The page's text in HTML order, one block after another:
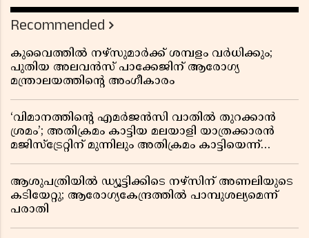
Recommended
കുവൈത്തിൽ നഴ്‌സുമാർക്ക് ശമ്പളം വർധിക്കും;
പുതിയ അലവൻസ് പാക്കേജിന് ആരോഗ്യ
മന്ത്രാലയത്തിൻ്റെ അംഗീകാരം
‘വിമാനത്തിൻ്റെ എമർജൻസി വാതിൽ തുറക്കാൻ
ശ്രമം’; അതിക്രമം കാട്ടിയ മലയാളി യാത്രക്കാരൻ
മജിസ്ട്രേറ്റിന് മുന്നിലും അതിക്രമം കാട്ടിയെന്ന്
ആശുപത്രിയിൽ ഡ്യൂട്ടിക്കിടെ നഴ്സിന് അണലിയുടെ
കടിയേറ്റു; ആരോഗ്യകേന്ദ്രത്തിൽ പാമ്പുശല്യമെന്ന്
പരാതി